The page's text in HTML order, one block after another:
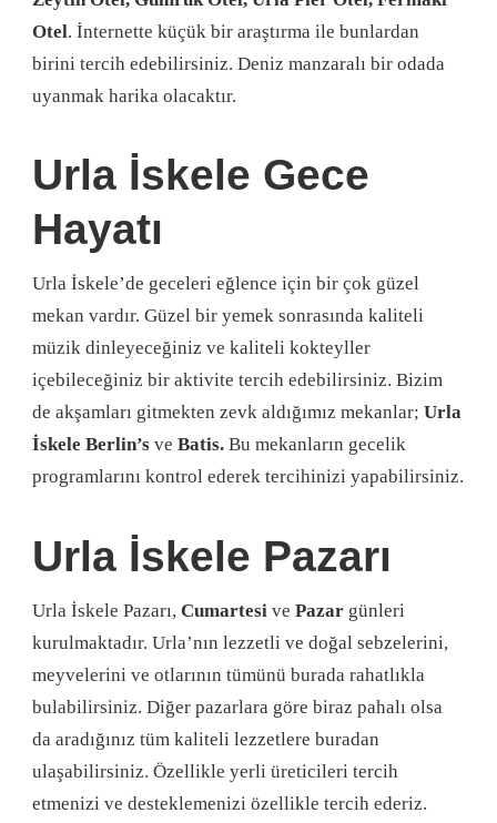
Otel. İnternette küçük bir araştırma ile bunlardan
birini tercih edebilirsiniz. Deniz manzaralı bir odada
uyanmak harika olacaktır.
Urla İskele Gece
Hayatı
Urla İskele’de geceleri eğlence için bir çok güzel
mekan vardır. Güzel bir yemek sonrasında kaliteli
müzik dinleyeceğiniz ve kaliteli kokteyller
içebileceğiniz bir aktivite tercih edebilirsiniz. Bizim
de akşamları gitmekten zevk aldığımız mekanlar; Urla
İskele Berlin’s ve Batis. Bu mekanların gecelik
programlarını kontrol ederek tercihinizi yapabilirsiniz.
Urla İskele Pazarı
Urla İskele Pazarı, Cumartesi ve Pazar günleri
kurulmaktadır. Urla’nın lezzetli ve doğal sebzelerini,
meyvelerini ve otlarının tümünü burada rahatlıkla
bulabilirsiniz. Diğer pazarlara göre biraz pahalı olsa
da aradığınız tüm kaliteli lezzetlere buradan
ulaşabilirsiniz. Özellikle yerli üreticileri tercih
etmenizi ve desteklemenizi özellikle tercih ederiz.